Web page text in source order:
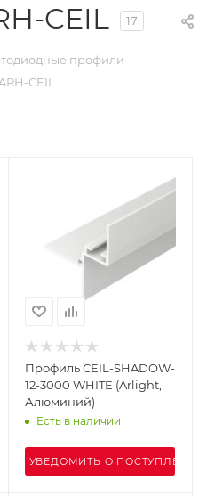
CEIL 17
профили —
CEIL
Профиль СEIL-SHADOW-
12-3000 WHITE (Arlight,
Алюминий)
Есть в наличии
УВЕДОМИТЬ О ПОСТУПЛЕНИИ